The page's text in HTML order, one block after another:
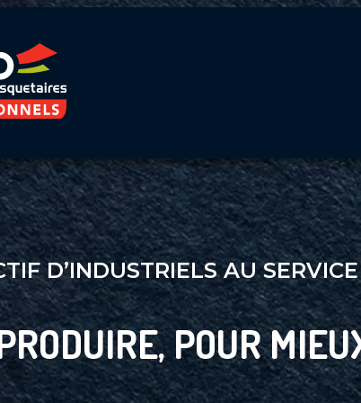
D’INDUSTRIELS AU SERVICE
POUR